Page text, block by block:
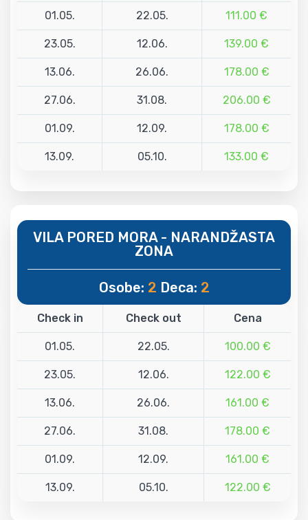
01.05. 22.05. 111.00 €
23.05. 12.06. 139.00 €
13.06. 26.06. 178.00 €
27.06. 31.08. 206.00 €
01.09. 12.09. 178.00 €
13.09. 05.10. 133.00 €
VILA PORED MORA - NARANDŽASTA
ZONA
Osobe: 2 Deca: 2
Check in Check out Cena
01.05. 22.05. 100.00 €
23.05. 12.06. 122.00 €
13.06. 26.06. 161.00 €
27.06. 31.08. 178.00 €
01.09. 12.09. 161.00 €
13.09. 05.10. 122.00 €